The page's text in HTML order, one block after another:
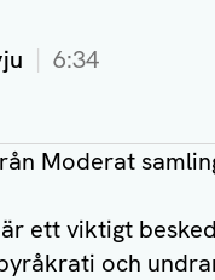
6:34
Moderat
ett viktigt
och